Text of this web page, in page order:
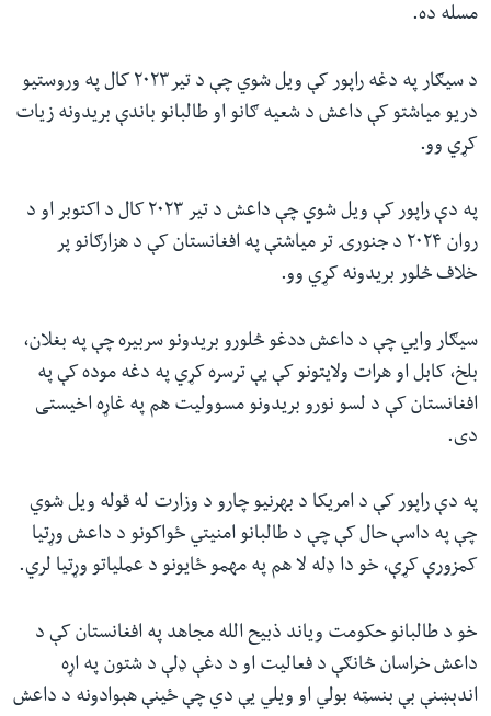
مسله ده.
د سیګار په دغه راپور کې ویل شوي چې د تیر۲۰۲۳ کال په وروستیو
دریو میاشتو کې داعش د شعیه ګانو او طالبانو باندې بریدونه زیات
کړي وو.
په دې راپور کې ویل شوي چې داعش د تیر ۲۰۲۳ کال د اکتوبر او د
روان ۲۰۲۴ د جنورۍ تر میاشتې په افغانستان کې د هزارګانو پر
خلاف څلور بریدونه کړي وو.
سیګار وايي چې د داعش ددغو څلورو بریدونو سربیره چې په بغلان،
بلخ، کابل او هرات ولایتونو کې یې ترسره کړي په دغه موده کې په
افغانستان کې د لسو نورو بریدونو مسوولیت هم په غاړه اخیستی
دی.
په دې راپور کې د امریکا د بهرنیو چارو د وزارت له قوله ویل شوي
چې په داسې حال کې چې د طالبانو امنیتي ځواکونو د داعش وړتیا
کمزورې کړې، خو دا ډله لا هم په مهمو ځایونو د عملیاتو وړتیا لري.
خو د طالبانو حکومت ویاند ذبیح الله مجاهد په افغانستان کې د
داعش خراسان څانګې د فعالیت او د دغې ډلې د شتون په اړه
اندېښنې بې بنسټه بولي او ویلي یې دي چې ‌ځینې هېوادونه د داعش